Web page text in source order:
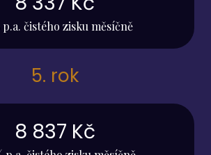
p.a. čistého zisku měsíčně
5. rok
8 837 Kč